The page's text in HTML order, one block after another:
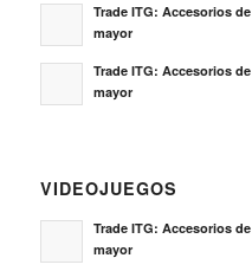
Trade ITG: Accesorios
mayor
Trade ITG: Accesorios
mayor
VIDEOJUEGOS
Trade ITG: Accesorios
mayor